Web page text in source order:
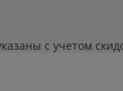
с учетом